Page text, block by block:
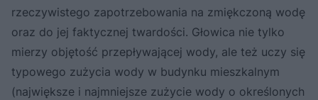
rzeczywistego zapotrzebowania na zmiękczoną wodę
oraz do jej faktycznej twardości. Głowica nie tylko
mierzy objętość przepływającej wody, ale też uczy się
typowego zużycia wody w budynku mieszkalnym
(największe i najmniejsze zużycie wody o określonych